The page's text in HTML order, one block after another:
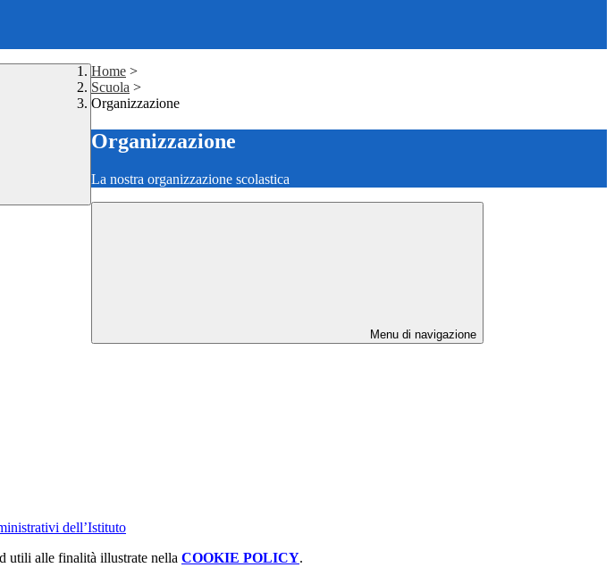
Home >
Scuola >
Organizzazione
Organizzazione
La nostra organizzazione scolastica
Menu di navigazione
dell’Istituto
utili alle finalità illustrate nella COOKIE POLICY.